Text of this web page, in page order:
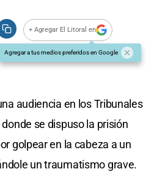
+ Agregar El Litoral en
Agregar a tus medios preferidos en Google
audiencia en los Tribunales
se dispuso la prisión
golpear en la cabeza a un
un traumatismo grave.